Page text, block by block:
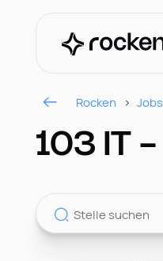
Rocken Jobs
103 IT -